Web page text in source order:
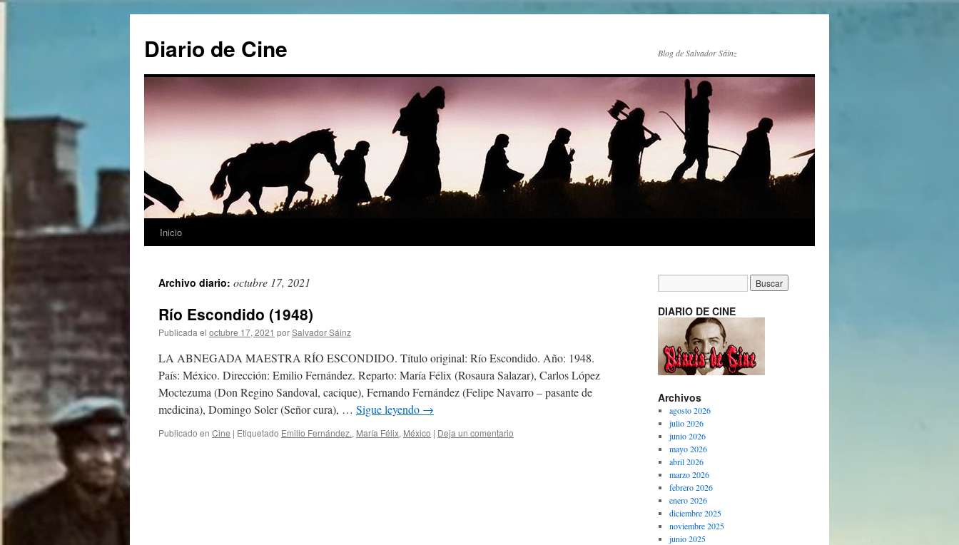
contenido
Diario de Cine Blog de Salvador Sáinz
Inicio
Archivo diario: octubre 17, 2021
Río Escondido (1948)
Publicada el octubre 17, 2021 porSalvador Sáinz
LA ABNEGADA MAESTRA RÍO ESCONDIDO. Título original: Río Escondido. Año: 1948.
País: México. Dirección: Emilio Fernández. Reparto: María Félix (Rosaura Salazar), Carlos López
Moctezuma (Don Regino Sandoval, cacique), Fernando Fernández (Felipe Navarro – pasante de
medicina), Domingo Soler (Señor cura), … Sigue leyendo →
Publicado en Cine | Etiquetado Emilio Fernández., María Félix, México | Deja un comentario
DIARIO DE CINE
Archivos
agosto 2026
julio 2026
junio 2026
mayo 2026
abril 2026
marzo 2026
febrero 2026
enero 2026
diciembre 2025
noviembre 2025
junio 2025